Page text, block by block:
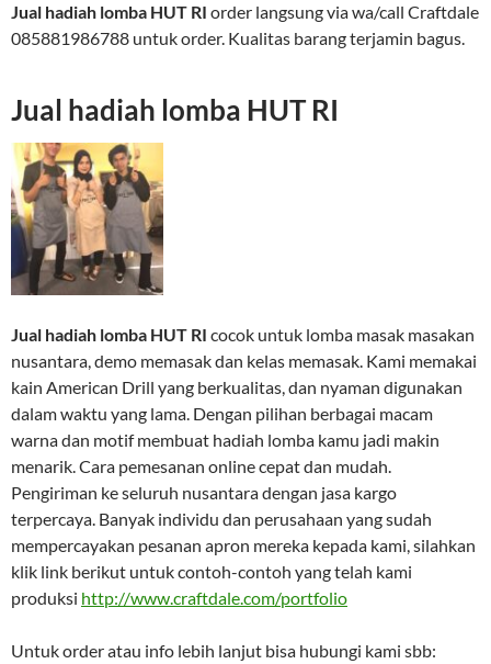
Jual hadiah lomba HUT RI order langsung via wa/call Craftdale
085881986788 untuk order. Kualitas barang terjamin bagus.
Jual hadiah lomba HUT RI
Jual hadiah lomba HUT RI cocok untuk lomba masak masakan
nusantara, demo memasak dan kelas memasak. Kami memakai
kain American Drill yang berkualitas, dan nyaman digunakan
dalam waktu yang lama. Dengan pilihan berbagai macam
warna dan motif membuat hadiah lomba kamu jadi makin
menarik. Cara pemesanan online cepat dan mudah.
Pengiriman ke seluruh nusantara dengan jasa kargo
terpercaya. Banyak individu dan perusahaan yang sudah
mempercayakan pesanan apron mereka kepada kami, silahkan
klik link berikut untuk contoh-contoh yang telah kami
produksi http://www.craftdale.com/portfolio
Untuk order atau info lebih lanjut bisa hubungi kami sbb: